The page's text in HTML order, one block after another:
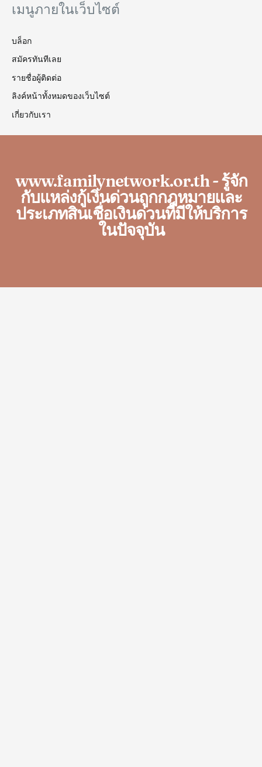
เมนูภายในเว็บไซต์
บล็อก
สมัครทันทีเลย
รายชื่อผู้ติดต่อ
ลิงค์หน้าทั้งหมดของเว็บไซต์
เกี่ยวกับเรา
www.familynetwork.or.th - รู้จัก
กับแหล่งกู้เงินด่วนถูกกฎหมายและ
ประเภทสินเชื่อเงินด่วนที่มีให้บริการ
ในปัจจุบัน